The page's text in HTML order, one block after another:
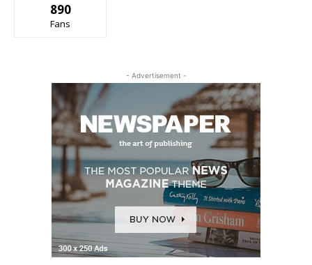
890
Fans
- Advertisement -